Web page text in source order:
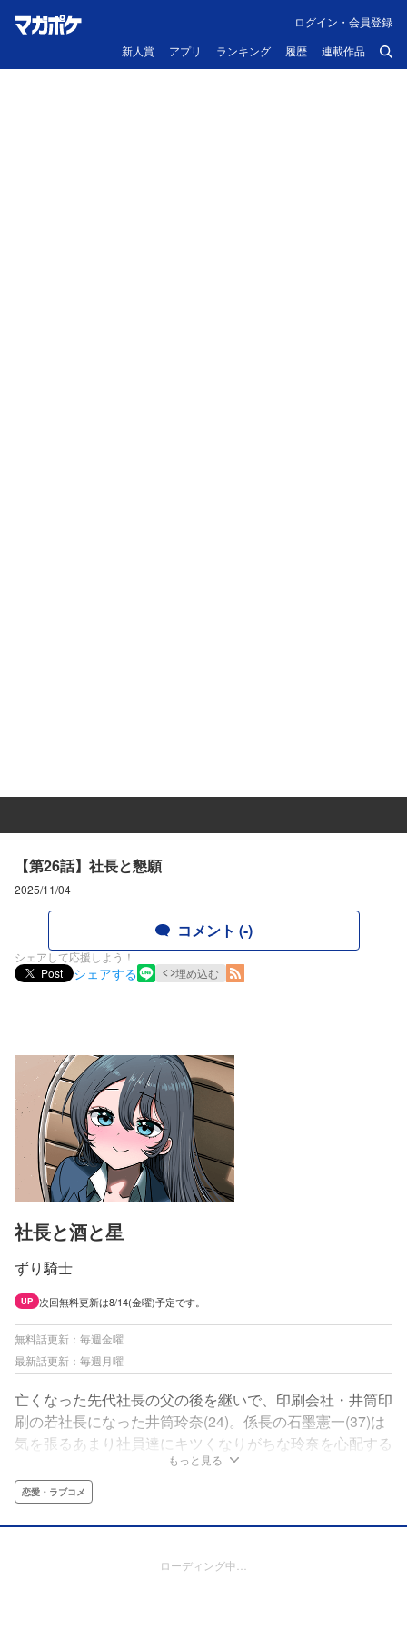
新人賞 アプリ ランキング 履歴 連載作品
ログイン・会員登録
【第26話】社長と懇願
2025/11/04
コメント (-)
シェアして応援しよう！
Post
シェアする 埋め込む
社長と酒と星
ずり騎士
UP 次回無料更新は8/14(金曜)予定です。
無料話更新：毎週金曜
最新話更新：毎週月曜
亡くなった先代社長の父の後を継いで、印刷会社・井筒印
刷の若社長になった井筒玲奈(24)。係長の石墨憲一(37)は
気を張るあまり社員達にキツくなりがちな玲奈を心配する
が、夜の公園で酒を呷りながら「もう無理！ 社長やめ
る」と弱音を吐く彼女と接する。そして、泥酔のあまり部
下の自分と気づかれないまま、彼女を支えようと星空の下
で誓う…。KOWAI!? KAWAII!!女社長とのヒミツでイビツ
もっと見る
恋愛・ラブコメ
ローディング中…